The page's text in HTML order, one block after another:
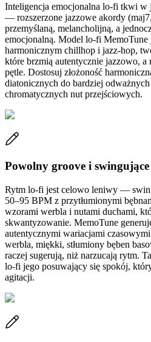
Inteligencja emocjonalna lo-fi tkwi w
— rozszerzone jazzowe akordy
przemyślaną, melancholijną, a
emocjonalną. Model lo-fi MemoTune
harmonicznym chillhop i jazz-hop,
które brzmią autentycznie jazzowo,
pętle. Dostosuj złożoność
diatonicznych do bardziej
chromatycznych nut przejściowych.
Powolny groove i
Rytm lo-fi jest celowo leniwy —
50–95 BPM z przytłumionymi
wzorami werbla i nutami duchami,
skwantyzowanie. MemoTune
autentycznymi wariacjami
werbla, miękki, stłumiony bęben
raczej sugerują, niż narzucają rytm.
lo-fi jego posuwający się spokój,
agitacji.